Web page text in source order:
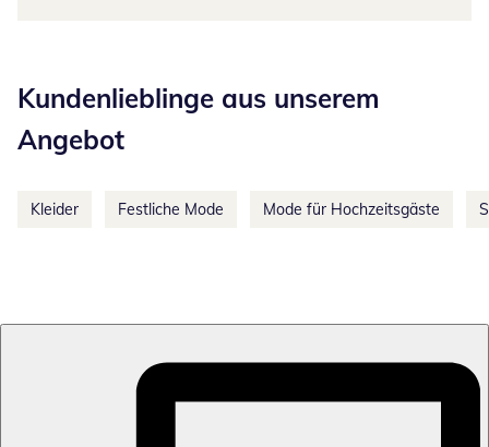
Kundenlieblinge aus unserem
Angebot
Kleider Festliche Mode Mode für Hochzeitsgäste